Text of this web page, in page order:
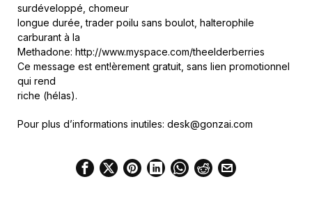
surdéveloppé, chomeur
longue durée, trader poilu sans boulot, halterophile
carburant à la
Methadone: http://www.myspace.com/theelderberries
Ce message est ent!èrement gratuit, sans lien promotionnel
qui rend
riche (hélas).
Pour plus d’informations inutiles: desk@gonzai.com